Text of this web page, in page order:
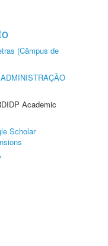
(Câmpus de
Academic
Scholar